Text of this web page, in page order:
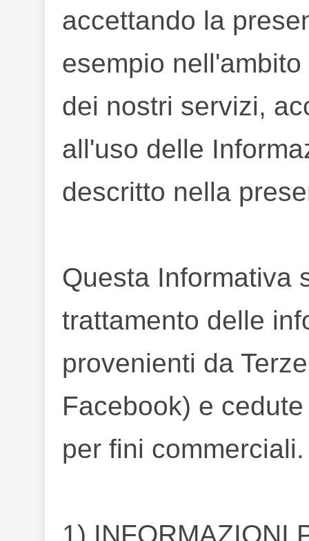
accettando la
esempio
dei nostri servizi,
all'uso delle
descritto nella
Questa Informativa
trattamento delle
provenienti da
Facebook) e
per fini commerciali.
1) INFORMAZIONI